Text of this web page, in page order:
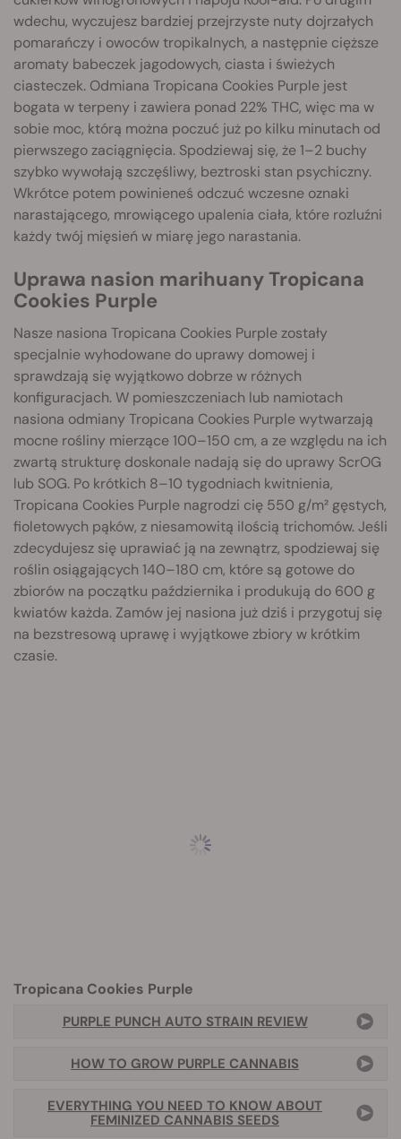
wdechu, wyczujesz bardziej przejrzyste nuty dojrzałych
pomarańczy i owoców tropikalnych, a następnie cięższe
aromaty babeczek jagodowych, ciasta i świeżych
ciasteczek. Odmiana Tropicana Cookies Purple jest
bogata w terpeny i zawiera ponad 22% THC, więc ma w
sobie moc, którą można poczuć już po kilku minutach od
pierwszego zaciągnięcia. Spodziewaj się, że 1–2 buchy
szybko wywołają szczęśliwy, beztroski stan psychiczny.
Wkrótce potem powinieneś odczuć wczesne oznaki
narastającego, mrowiącego upalenia ciała, które rozluźni
każdy twój mięsień w miarę jego narastania.
Uprawa nasion marihuany Tropicana
Cookies Purple
Nasze nasiona Tropicana Cookies Purple zostały
specjalnie wyhodowane do uprawy domowej i
sprawdzają się wyjątkowo dobrze w różnych
konfiguracjach. W pomieszczeniach lub namiotach
nasiona odmiany Tropicana Cookies Purple wytwarzają
mocne rośliny mierzące 100–150 cm, a ze względu na ich
zwartą strukturę doskonale nadają się do uprawy ScrOG
lub SOG. Po krótkich 8–10 tygodniach kwitnienia,
Tropicana Cookies Purple nagrodzi cię 550 g/m² gęstych,
fioletowych pąków, z niesamowitą ilością trichomów. Jeśli
zdecydujesz się uprawiać ją na zewnątrz, spodziewaj się
roślin osiągających 140–180 cm, które są gotowe do
zbiorów na początku października i produkują do 600 g
kwiatów każda. Zamów jej nasiona już dziś i przygotuj się
na bezstresową uprawę i wyjątkowe zbiory w krótkim
czasie.
Tropicana Cookies Purple
PURPLE PUNCH AUTO STRAIN REVIEW
HOW TO GROW PURPLE CANNABIS
EVERYTHING YOU NEED TO KNOW ABOUT
FEMINIZED CANNABIS SEEDS